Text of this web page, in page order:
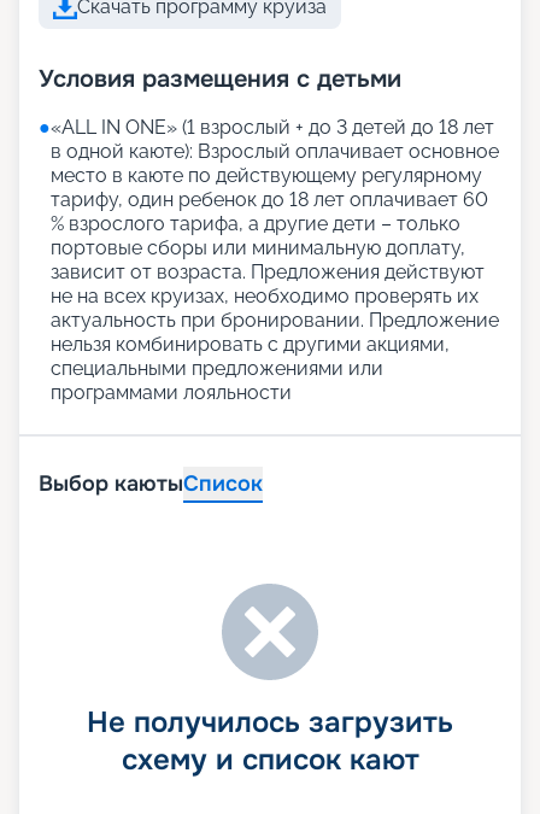
Скачать программу круиза
Условия размещения с детьми
●«АLL IN ONE» (1 взрослый + до 3 детей до 18 лет
в одной каюте): Взрослый оплачивает основное
место в каюте по действующему регулярному
тарифу, один ребенок до 18 лет оплачивает 60
% взрослого тарифа, а другие дети – только
портовые сборы или минимальную доплату,
зависит от возраста. Предложения действуют
не на всех круизах, необходимо проверять их
актуальность при бронировании. Предложение
нельзя комбинировать с другими акциями,
специальными предложениями или
программами лояльности
Выбор каютыСписок
Не получилось загрузить
схему и список кают